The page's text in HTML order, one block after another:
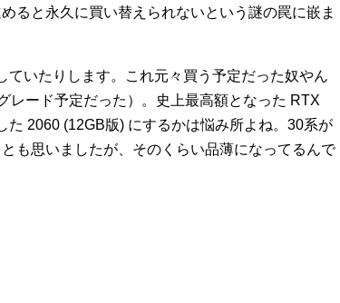
ると永久に買い替えられないという謎の罠に嵌ま
ていたりします。これ元々買う予定だった奴やん
レード予定だった）。史上最高額となった RTX
2060 (12GB版) にするかは悩み所よね。30系が
も思いましたが、そのくらい品薄になってるんで